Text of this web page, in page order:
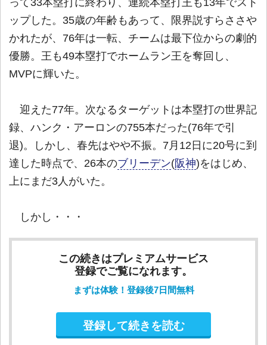
って33本塁打に終わり、連続本塁打王も13年でスト
ップした。35歳の年齢もあって、限界説すらささや
かれたが、76年は一転、チームは最下位からの劇的
優勝。王も49本塁打でホームラン王を奪回し、
MVPに輝いた。
迎えた77年。次なるターゲットは本塁打の世界記
録、ハンク・アーロンの755本だった(76年で引
退)。しかし、春先はやや不振。7月12日に20号に到
達した時点で、26本のブリーデン(阪神)をはじめ、
上にまだ3人がいた。
しかし・・・
この続きはプレミアムサービス
登録でご覧になれます。
まずは体験！登録後7日間無料
登録して続きを読む